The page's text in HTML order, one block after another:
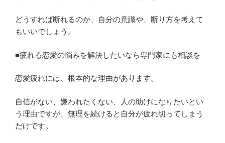
どうすれば断れるのか、自分の意識や、断り方を考えて
もいいでしょう。
■疲れる恋愛の悩みを解決したいなら専門家にも相談を
恋愛疲れには、根本的な理由があります。
自信がない、嫌われたくない、人の助けになりたいとい
う理由ですが、無理を続けると自分が疲れ切ってしまう
だけです。